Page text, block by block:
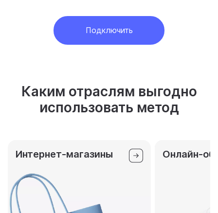
Подключить
Каким отраслям выгодно
использовать метод
Интернет-магазины Онлайн-